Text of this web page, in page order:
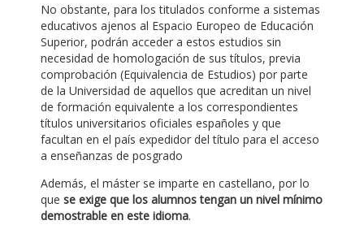
No obstante, para los titulados conforme a sistemas
educativos ajenos al Espacio Europeo de Educación
Superior, podrán acceder a estos estudios sin
necesidad de homologación de sus títulos, previa
comprobación (Equivalencia de Estudios) por parte
de la Universidad de aquellos que acreditan un nivel
de formación equivalente a los correspondientes
títulos universitarios oficiales españoles y que
facultan en el país expedidor del título para el acceso
a enseñanzas de posgrado
Además, el máster se imparte en castellano, por lo
que se exige que los alumnos tengan un nivel mínimo
demostrable en este idioma.